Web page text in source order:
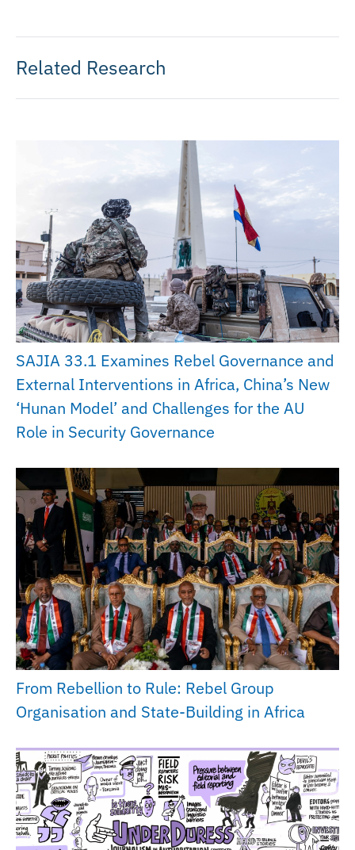
Related Research
SAJIA 33.1 Examines Rebel Governance and
External Interventions in Africa, China’s New
‘Hunan Model’ and Challenges for the AU
Role in Security Governance
From Rebellion to Rule: Rebel Group
Organisation and State-Building in Africa